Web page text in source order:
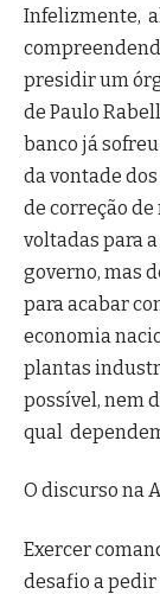
Infelizmente,
presidir um
de Paulo
banco já
da vontade
de correção
voltadas para
governo, mas
para acabar
economia
plantas
possível, nem
qual
O discurso na
Exercer
desafio a